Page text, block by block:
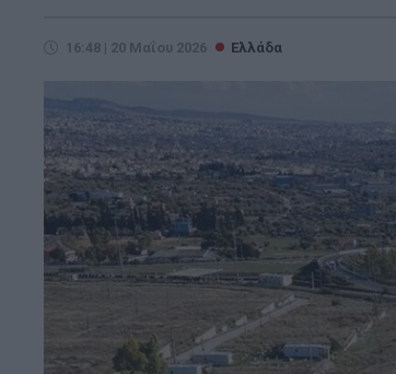
16:48 | 20 Μαΐου 2026 Ελλάδα